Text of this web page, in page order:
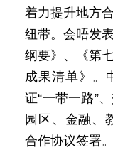
着力提升地方
纽带。会晤发
纲要》、《第
成果清单》。
证“一带一路”
园区、金融、
合作协议签署。